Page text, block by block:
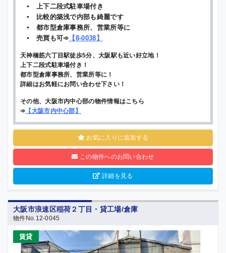
▪ 上下二段式駐車場付き
▪ 比較的築浅で内部も綺麗です
▪ 都市型倉庫事務所、営業所等に
▪ 売買も可➾ 【8-0038】
天神橋筋六丁目駅徒歩5分、大阪駅も近い好立地！
上下二段式駐車場付き！
都市型倉庫事務所、営業所等に！
詳細はお気軽にお問い合わせ下さい！
その他、大阪市内中心部の物件情報はこちら
➾ 【大阪市内中心部】
お気に入りに追加する
この物件へのお問い合わせ
詳細を見る
大阪市浪速区稲荷２丁目・貸工場/倉庫
物件No.12-0045
賃貸